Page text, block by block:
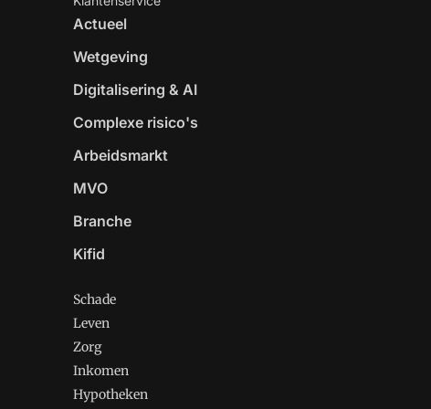
Actueel
Wetgeving
Digitalisering & AI
Complexe risico's
Arbeidsmarkt
MVO
Branche
Kifid
Schade
Leven
Zorg
Inkomen
Hypotheken